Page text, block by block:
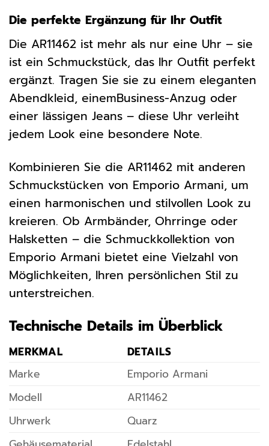
Die perfekte Ergänzung für Ihr Outfit
Die AR11462 ist mehr als nur eine Uhr – sie
ist ein Schmuckstück, das Ihr Outfit perfekt
ergänzt. Tragen Sie sie zu einem eleganten
Abendkleid, einemBusiness-Anzug oder
einer lässigen Jeans – diese Uhr verleiht
jedem Look eine besondere Note.
Kombinieren Sie die AR11462 mit anderen
Schmuckstücken von Emporio Armani, um
einen harmonischen und stilvollen Look zu
kreieren. Ob Armbänder, Ohrringe oder
Halsketten – die Schmuckkollektion von
Emporio Armani bietet eine Vielzahl von
Möglichkeiten, Ihren persönlichen Stil zu
unterstreichen.
Technische Details im Überblick
MERKMAL
DETAILS
Marke
Emporio Armani
Modell
AR11462
Uhrwerk
Quarz